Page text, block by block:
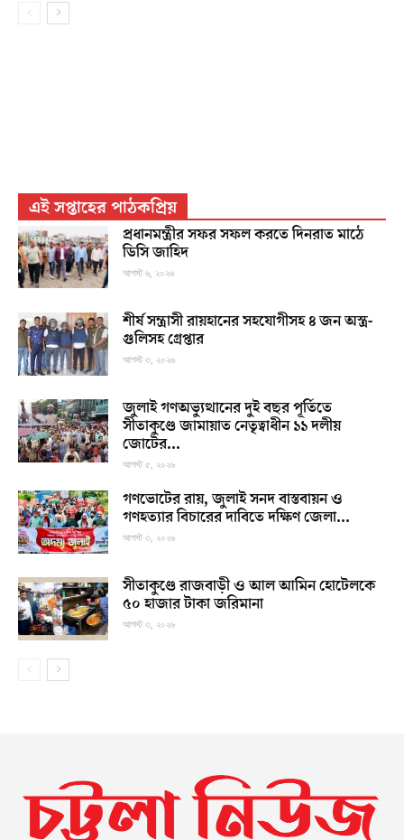
এই সপ্তাহের পাঠকপ্রিয়
প্রধানমন্ত্রীর সফর সফল করতে দিনরাত মাঠে
ডিসি জাহিদ
আগস্ট ৬, ২০২৬
শীর্ষ সন্ত্রাসী রায়হানের সহযোগীসহ ৪ জন অস্ত্র-
গুলিসহ গ্রেপ্তার
আগস্ট ৩, ২০২৬
জুলাই গণঅভ্যুত্থানের দুই বছর পূর্তিতে
সীতাকুণ্ডে জামায়াত নেতৃত্বাধীন ১১ দলীয়
জোটের...
আগস্ট ৫, ২০২৬
গণভোটের রায়, জুলাই সনদ বাস্তবায়ন ও
গণহত্যার বিচারের দাবিতে দক্ষিণ জেলা...
আগস্ট ৩, ২০২৬
সীতাকুণ্ডে রাজবাড়ী ও আল আমিন হোটেলকে
৫০ হাজার টাকা জরিমানা
আগস্ট ৩, ২০২৬